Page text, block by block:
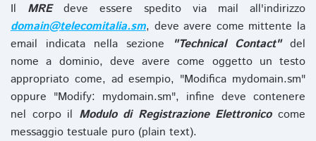
Il MREdeve essere spedito via mail all'indirizzo
domain@telecomitalia.sm, deve avere come mittente la
email indicata nella sezione
"Technical Contact"del
nome a dominio, deve avere come oggetto un testo
appropriato come, ad esempio, "Modifica mydomain.sm"
oppure "Modify: mydomain.sm", infine deve contenere
nel corpo il Modulo di Registrazione Elettronicocome
messaggio testuale puro (plain text).